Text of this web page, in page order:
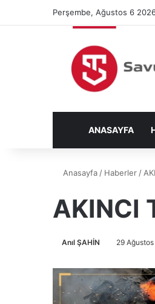
Perşembe, Ağustos 6
ANASAYFA
Anasayfa/ Haberler/
AKINCI
Anıl ŞAHİN 29 Ağustos